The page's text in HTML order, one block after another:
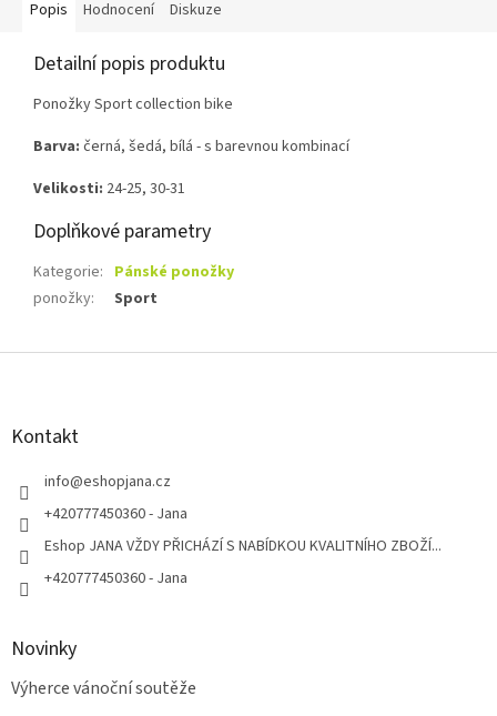
Popis Hodnocení Diskuze
Detailní popis produktu
Ponožky Sport collection bike
Barva: černá, šedá, bílá - s barevnou kombinací
Velikosti: 24-25, 30-31
Doplňkové parametry
Kategorie: Pánské ponožky
ponožky: Sport
Z
Kontakt
info@eshopjana.cz
+420777450360 - Jana
Eshop JANA VŽDY PŘICHÁZÍ S NABÍDKOU KVALITNÍHO ZBOŽÍ...
+420777450360 - Jana
Novinky
Výherce vánoční soutěže